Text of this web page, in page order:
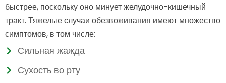
быстрее, поскольку оно минует желудочно-кишечный
тракт. Тяжелые случаи обезвоживания имеют множество
симптомов, в том числе:
Сильная жажда
Сухость во рту